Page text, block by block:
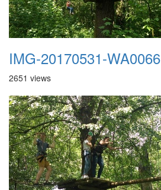
IMG-20170531-WA0066
2651 views